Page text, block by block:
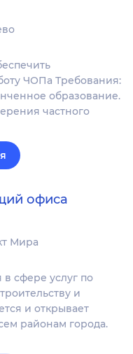
ЧОПа Требования:
образование.
частного
офиса
Мира
сфере услуг по
и
и открывает
районам города.